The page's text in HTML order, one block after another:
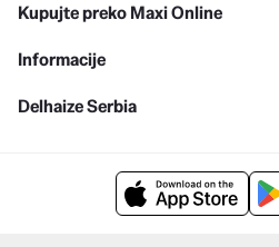
Kupujte preko Maxi Online
Informacije
Delhaize Serbia